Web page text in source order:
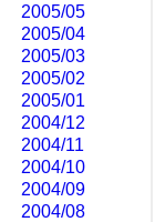
2005/05
2005/04
2005/03
2005/02
2005/01
2004/12
2004/11
2004/10
2004/09
2004/08